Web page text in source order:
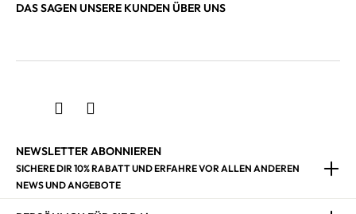
DAS SAGEN UNSERE KUNDEN ÜBER UNS
NEWSLETTER ABONNIEREN
SICHERE DIR 10% RABATT UND ERFAHRE VOR ALLEN ANDEREN
NEWS UND ANGEBOTE